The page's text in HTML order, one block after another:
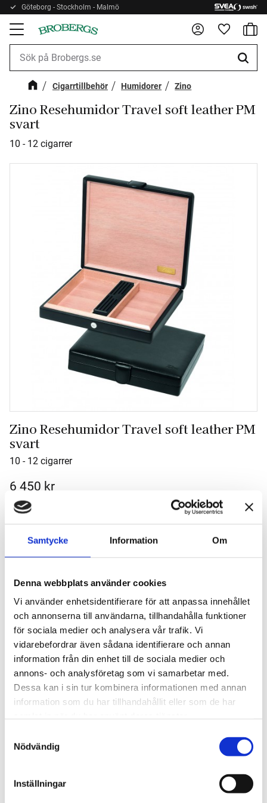
Samtycke Information Om
Denna webbplats använder cookies
Vi använder enhetsidentifierare för att anpassa innehållet
och annonserna till användarna, tillhandahålla funktioner
för sociala medier och analysera vår trafik. Vi
vidarebefordrar även sådana identifierare och annan
information från din enhet till de sociala medier och
annons- och analysföretag som vi samarbetar med.
Dessa kan i sin tur kombinera informationen med annan
information som du har tillhandahållit eller som de har
Nödvändig
Inställningar
Meny
Göteborg - Stockholm - Malmö
Cigarrtillbehör Humidorer Zino
Zino Resehumidor Travel soft leather PM
svart
10 - 12 cigarrer
Zino Resehumidor Travel soft leather PM
svart
10 - 12 cigarrer
6 450 kr
Antal
+
Artikelnr
1952056
Tillverkare
Zino
Visa alla produkter från Zino
Om produkten
Denna resehumidor är utformad för att skydda dina
cigarrer under transport. Med en kompakt och tålig
praktiskt val för resor och utflykter.
Mått